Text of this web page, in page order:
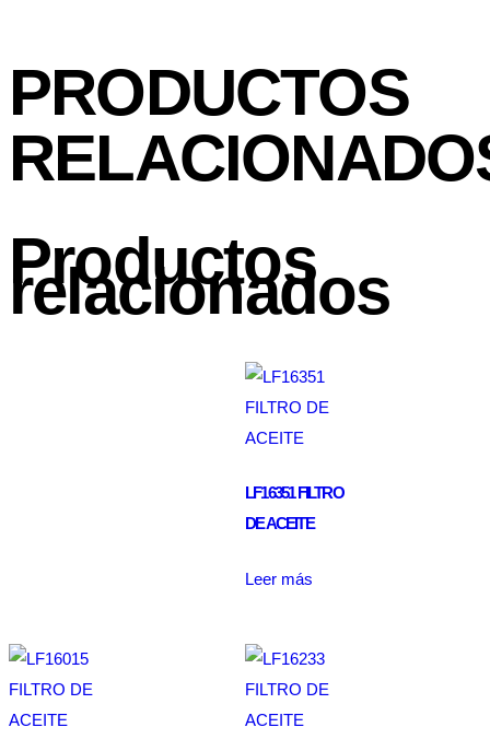
PRODUCTOS
Productos
relacionados
LF16351 FILTRO
DE ACEITE
Leer más